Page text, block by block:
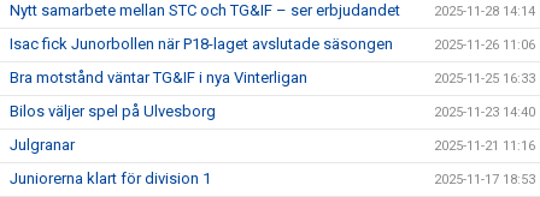
Nytt samarbete mellan STC och TG&IF – ser erbjudandet 2025-11-28 14:14
Isac fick Junorbollen när P18-laget avslutade säsongen 2025-11-26 11:06
Bra motstånd väntar TG&IF i nya Vinterligan 2025-11-25 16:33
Bilos väljer spel på Ulvesborg 2025-11-23 14:40
Julgranar 2025-11-21 11:16
Juniorerna klart för division 1 2025-11-17 18:53